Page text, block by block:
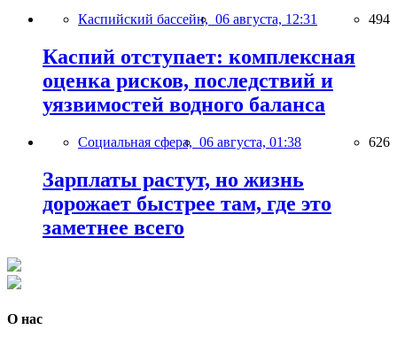
Каспийский бассейн, 06 августа, 12:31 494
Каспий отступает: комплексная
оценка рисков, последствий и
уязвимостей водного баланса
Социальная сфера, 06 августа, 01:38 626
Зарплаты растут, но жизнь
дорожает быстрее там, где это
заметнее всего
О нас